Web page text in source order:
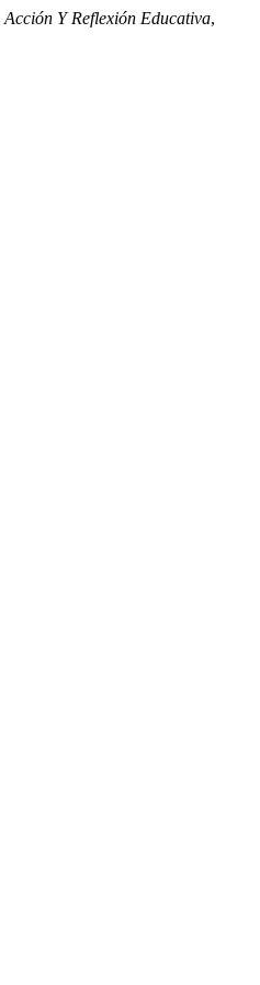
Acción Y Reflexión Educativa,